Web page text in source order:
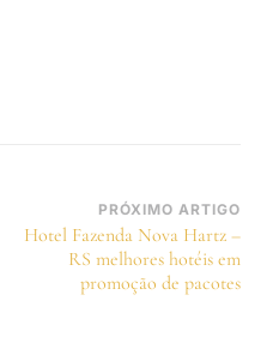
PRÓXIMO ARTIGO
Hotel Fazenda Nova Hartz –
RS melhores hotéis em
promoção de pacotes